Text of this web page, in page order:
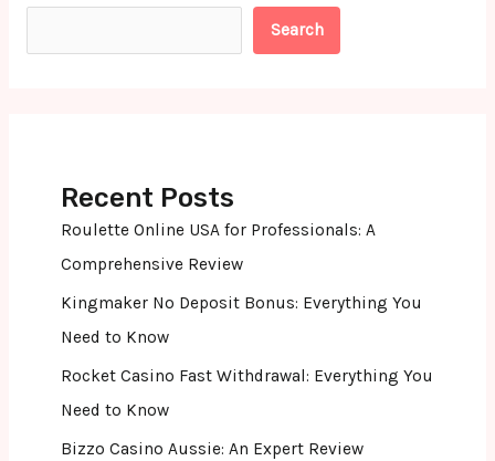
Search
Recent Posts
Roulette Online USA for Professionals: A
Comprehensive Review
Kingmaker No Deposit Bonus: Everything You
Need to Know
Rocket Casino Fast Withdrawal: Everything You
Need to Know
Bizzo Casino Aussie: An Expert Review